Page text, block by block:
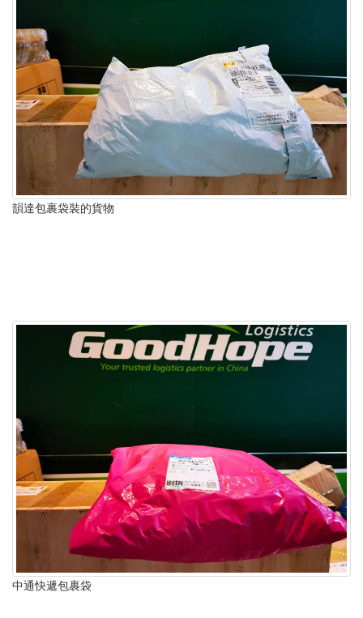
韻達包裹袋裝的貨物
中通快遞包裹袋